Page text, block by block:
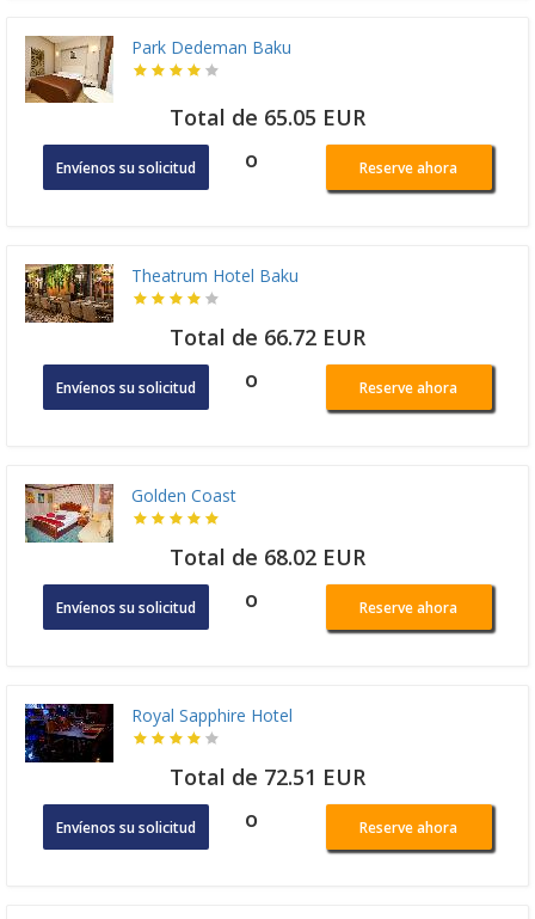
Park Dedeman Baku
Total de 65.05 EUR
Envíenos su solicitud o Reserve ahora
Theatrum Hotel Baku
Total de 66.72 EUR
Envíenos su solicitud o Reserve ahora
Golden Coast
Total de 68.02 EUR
Envíenos su solicitud o Reserve ahora
Royal Sapphire Hotel
Total de 72.51 EUR
Envíenos su solicitud o Reserve ahora